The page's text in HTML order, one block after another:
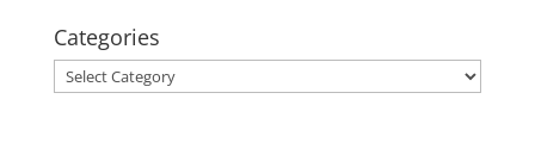
Categories
Categories